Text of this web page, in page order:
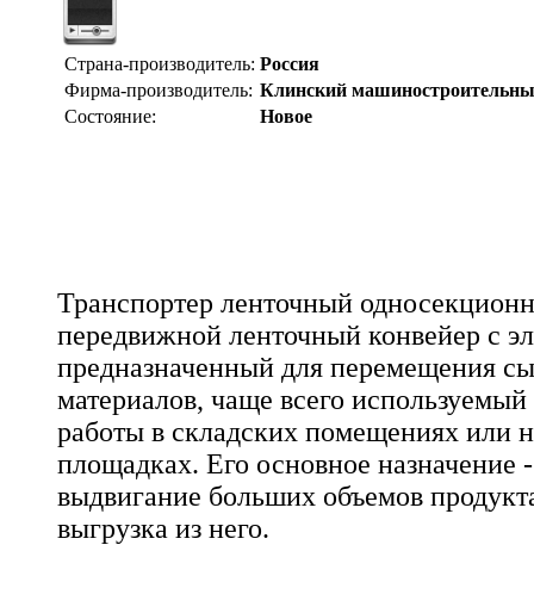
Страна-производитель: Россия
Фирма-производитель: Клинский
Состояние:
Новое
Транспортер ленточный
передвижной ленточный конвейер с
предназначенный для перемещения
материалов, чаще всего
работы в складских помещениях или
площадках. Его основное назначение
выдвигание больших объемов
выгрузка из него.